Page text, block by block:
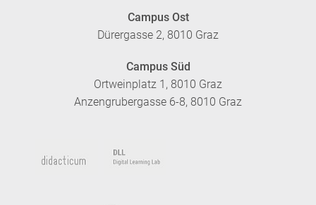
Campus Ost
Dürergasse 2, 8010 Graz
Campus Süd
Ortweinplatz 1, 8010 Graz
Anzengrubergasse 6-8, 8010 Graz